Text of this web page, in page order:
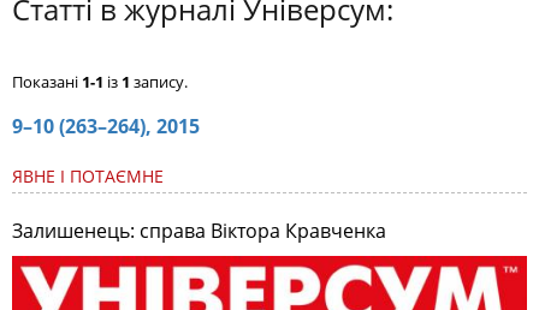
Статті в журналі Універсум:
Показані 1-1 із 1 запису.
9–10 (263–264), 2015
ЯВНЕ І ПОТАЄМНЕ
Залишенець: справа Віктора Кравченка